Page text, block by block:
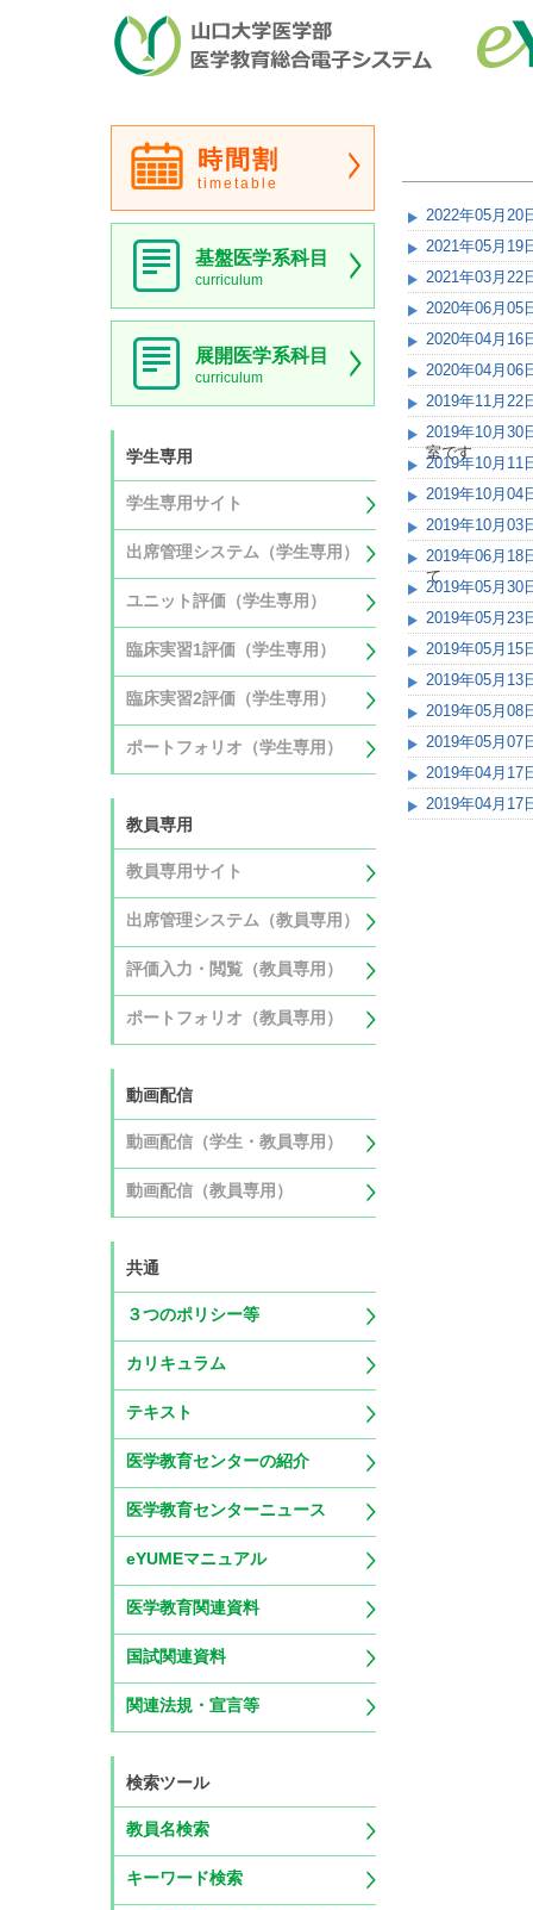
時間割
timetable
基盤医学系科目
curriculum
展開医学系科目
curriculum
学生専用
学生専用サイト
出席管理システム（学生専用）
ユニット評価（学生専用）
臨床実習1評価（学生専用）
臨床実習2評価（学生専用）
ポートフォリオ（学生専用）
教員専用
教員専用サイト
出席管理システム（教員専用）
評価入力・閲覧（教員専用）
ポートフォリオ（教員専用）
動画配信
動画配信（学生・教員専用）
動画配信（教員専用）
共通
３つのポリシー等
カリキュラム
テキスト
医学教育センターの紹介
医学教育センターニュース
eYUMEマニュアル
医学教育関連資料
国試関連資料
関連法規・宣言等
検索ツール
教員名検索
キーワード検索
2022年05月20
2021年05月19
2021年03月22
2020年06月05
2020年04月16
2020年04月06
2019年11月22
2019年10月30
室です
2019年10月11
2019年10月04
2019年10月03
2019年06月18
て
2019年05月30
2019年05月23
2019年05月15
2019年05月13
2019年05月08
2019年05月07
2019年04月17
2019年04月17